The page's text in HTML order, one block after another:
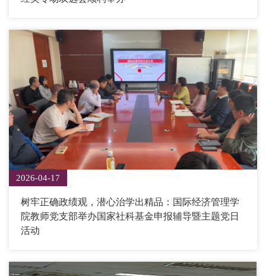
2026-04-17
树牢正确政绩观，潜心治学出精品：国际经济管理学
院教师党支部举办国家社科基金申报辅导暨主题党日
活动